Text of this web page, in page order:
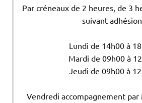
Par créneaux de 2 heures, de 3
suivant
Lundi de 14h00 à
Mardi de 09h00 à
Jeudi de 09h00 à
Vendredi accompagnement par